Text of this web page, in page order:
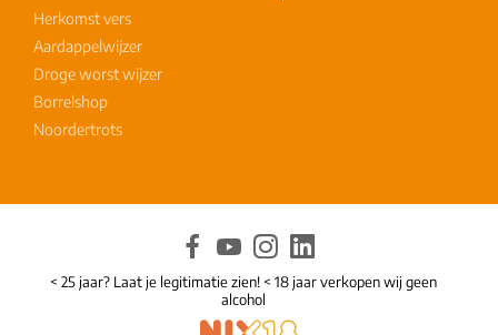
Herkomst vers
Aardappelwijzer
Droge worst wijzer
Borrelshop
Noordertrots
< 25 jaar? Laat je legitimatie zien! < 18 jaar verkopen wij geen
alcohol